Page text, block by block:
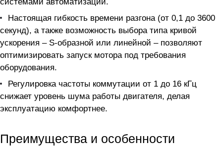
Настоящая гибкость времени разгона (от 0,1 до 3600
секунд), а также возможность выбора типа кривой
ускорения – S-образной или линейной – позволяют
оптимизировать запуск мотора под требования
оборудования.
Регулировка частоты коммутации от 1 до 16 кГц
снижает уровень шума работы двигателя, делая
эксплуатацию комфортнее.
Преимущества и особенности